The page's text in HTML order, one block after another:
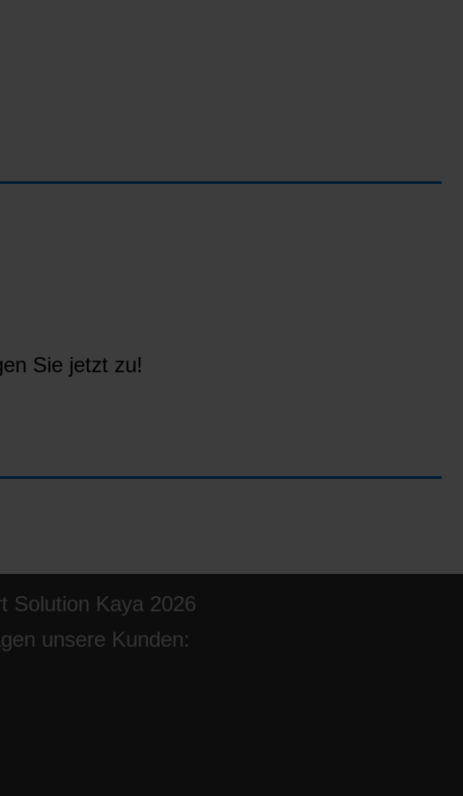
Sie jetzt zu!
Solution Kaya 2026
unsere Kunden: